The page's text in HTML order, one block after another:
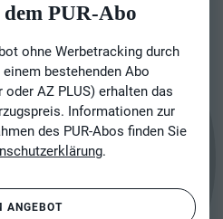
PUR-Abo
ohne Werbetracking durch
bestehenden Abo
oder AZ PLUS) erhalten das
Informationen zur
des PUR-Abos finden Sie
.
ANGEBOT